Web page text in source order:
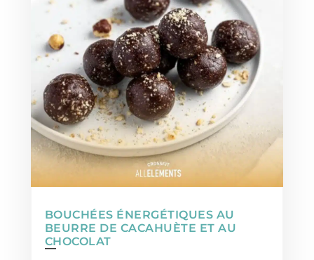
BOUCHÉES ÉNERGÉTIQUES AU
BEURRE DE CACAHUÈTE ET AU
CHOCOLAT